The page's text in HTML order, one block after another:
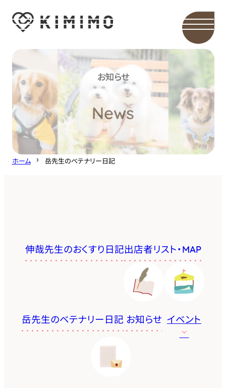
お知らせ
News
ホーム 岳先生のベテナリー日記
伸哉先生のおくすり日記出店者リスト・MAP
岳先生のベテナリー日記 お知らせ イベント